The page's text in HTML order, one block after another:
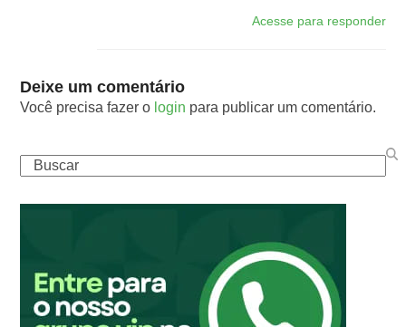
Acesse para responder
Deixe um comentário
Você precisa fazer o login para publicar um comentário.
Buscar